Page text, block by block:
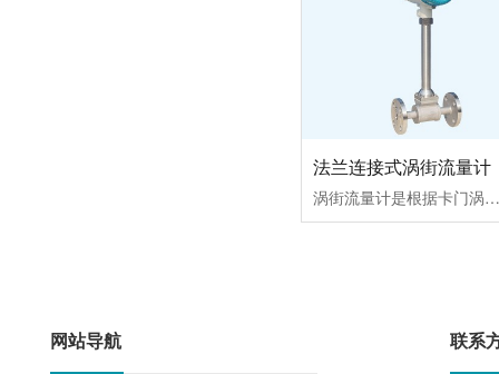
法兰连接式涡街流量计
涡街流量计是根据卡门涡街原理研究生产的测量气体、蒸汽或液体的体积流量、标况的体积流量或质量流量的体积流量计。主要用于工业管道介质流体的流量测量，如气体、液体、蒸汽等多种介质。
网站导航 联系